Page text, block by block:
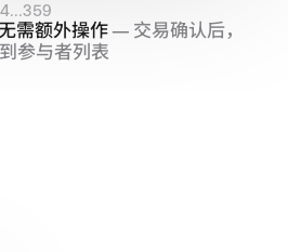
需额外操作 — 交易确认后，
参与者列表